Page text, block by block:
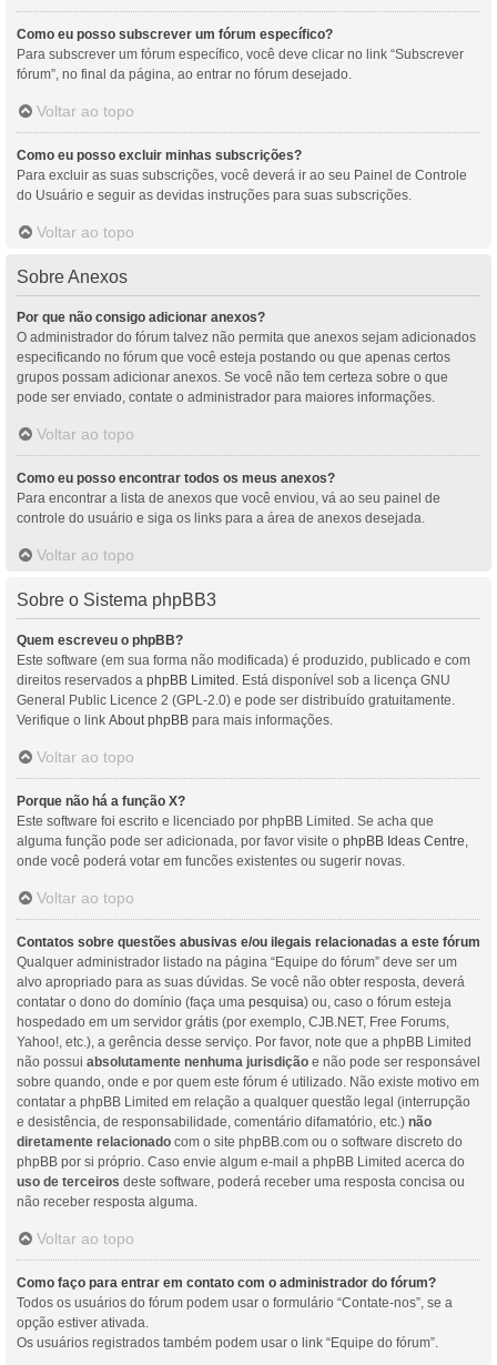
Como eu posso subscrever um fórum específico?
Para subscrever um fórum específico, você deve clicar no link “Subscrever
fórum”, no final da página, ao entrar no fórum desejado.
Voltar ao topo
Como eu posso excluir minhas subscrições?
Para excluir as suas subscrições, você deverá ir ao seu Painel de Controle
do Usuário e seguir as devidas instruções para suas subscrições.
Voltar ao topo
Sobre Anexos
Por que não consigo adicionar anexos?
O administrador do fórum talvez não permita que anexos sejam adicionados
especificando no fórum que você esteja postando ou que apenas certos
grupos possam adicionar anexos. Se você não tem certeza sobre o que
pode ser enviado, contate o administrador para maiores informações.
Voltar ao topo
Como eu posso encontrar todos os meus anexos?
Para encontrar a lista de anexos que você enviou, vá ao seu painel de
controle do usuário e siga os links para a área de anexos desejada.
Voltar ao topo
Sobre o Sistema phpBB3
Quem escreveu o phpBB?
Este software (em sua forma não modificada) é produzido, publicado e com
direitos reservados a phpBB Limited . Está disponível sob a licença GNU
General Public Licence 2 (GPL-2.0) e pode ser distribuído gratuitamente.
Verifique o link About phpBB para mais informações.
Voltar ao topo
Porque não há a função X?
Este software foi escrito e licenciado por phpBB Limited. Se acha que
alguma função pode ser adicionada, por favor visite o phpBB Ideas Centre,
onde você poderá votar em funcões existentes ou sugerir novas.
Voltar ao topo
Contatos sobre questões abusivas e/ou ilegais relacionadas a este fórum
Qualquer administrador listado na página “Equipe do fórum” deve ser um
alvo apropriado para as suas dúvidas. Se você não obter resposta, deverá
contatar o dono do domínio (faça uma pesquisa) ou, caso o fórum esteja
hospedado em um servidor grátis (por exemplo, CJB.NET, Free Forums,
Yahoo!, etc.), a gerência desse serviço. Por favor, note que a phpBB Limited
não possui absolutamente nenhuma jurisdição e não pode ser responsável
sobre quando, onde e por quem este fórum é utilizado. Não existe motivo em
contatar a phpBB Limited em relação a qualquer questão legal (interrupção
e desistência, de responsabilidade, comentário difamatório, etc.) não
diretamente relacionado com o site phpBB.com ou o software discreto do
phpBB por si próprio. Caso envie algum e-mail a phpBB Limited acerca do
uso de terceiros deste software, poderá receber uma resposta concisa ou
não receber resposta alguma.
Voltar ao topo
Como faço para entrar em contato com o administrador do fórum?
Todos os usuários do fórum podem usar o formulário “Contate-nos”, se a
opção estiver ativada.
Os usuários registrados também podem usar o link “Equipe do fórum”.